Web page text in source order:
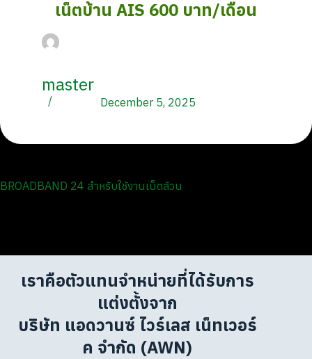
เน็ตบ้าน AIS 600 บาท/เดือน
master
December 5, 2025
BROADBAND 24 สำหรับใช้งานเน็ตล้วน
เราคือตัวแทนจำหน่ายที่ได้รับการ
แต่งตั้งจาก
บริษัท แอดวานซ์ ไวร์เลส เน็ทเวอร์
ค จำกัด (AWN)